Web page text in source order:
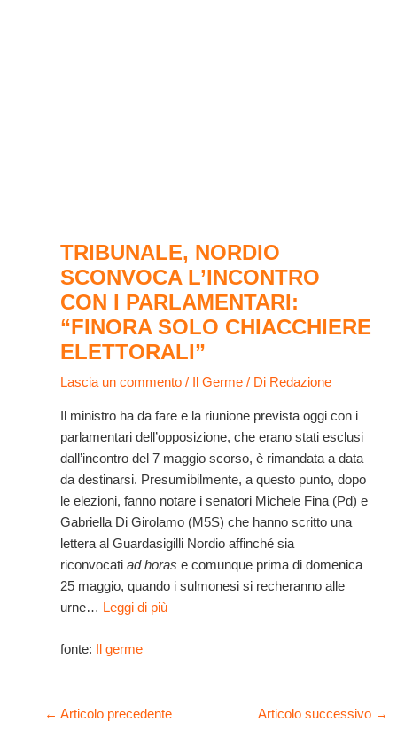
TRIBUNALE, NORDIO
SCONVOCA L’INCONTRO
CON I PARLAMENTARI:
“FINORA SOLO CHIACCHIERE
ELETTORALI”
Lascia un commento / Il Germe/ Di Redazione
Il ministro ha da fare e la riunione prevista oggi con i
parlamentari dell’opposizione, che erano stati esclusi
dall’incontro del 7 maggio scorso, è rimandata a data
da destinarsi. Presumibilmente, a questo punto, dopo
le elezioni, fanno notare i senatori Michele Fina (Pd) e
Gabriella Di Girolamo (M5S) che hanno scritto una
lettera al Guardasigilli Nordio affinché sia
riconvocati ad horas e comunque prima di domenica
25 maggio, quando i sulmonesi si recheranno alle
urne… Leggi di più
fonte: Il germe
← Articolo precedente Articolo successivo →